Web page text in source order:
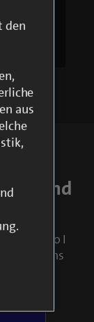
mit
und
Uhr
blue Retro I
Kabel eins
den
aus